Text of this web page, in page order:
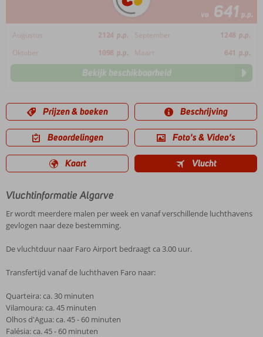
va 641 p.p.
Augustus 2124 p.p. September 1248 p.p.
Oktober
1098 p.p. Maart 641 p.p.
Bekijk beschikbaarheid
Prijzen & boeken Beschrijving
Beoordelingen Foto's & Video's
Kaart Vlucht
Vluchtinformatie Algarve
Er wordt meerdere malen per week en vanaf verschillende luchthavens
gevlogen naar deze bestemming.
De vluchtduur naar Faro Airport bedraagt ca 3.00 uur.
Transfertijd vanaf de luchthaven Faro naar:
Quarteira: ca. 30 minuten
Vilamoura: ca. 45 minuten
Olhos d'Agua: ca. 45 - 60 minuten
Falésia: ca. 45 - 60 minuten